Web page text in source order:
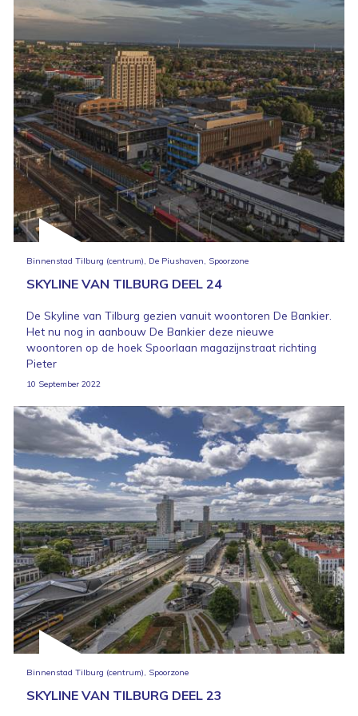
Binnenstad Tilburg (centrum), De Piushaven, Spoorzone
SKYLINE VAN TILBURG DEEL 24
De Skyline van Tilburg gezien vanuit woontoren De Bankier.
Het nu nog in aanbouw De Bankier deze nieuwe
woontoren op de hoek Spoorlaan magazijnstraat richting
Pieter
10 September 2022
Binnenstad Tilburg (centrum), Spoorzone
SKYLINE VAN TILBURG DEEL 23